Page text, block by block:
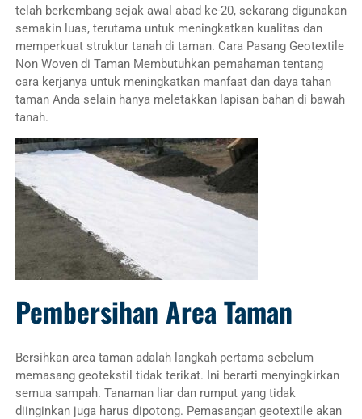
telah berkembang sejak awal abad ke-20, sekarang digunakan
semakin luas, terutama untuk meningkatkan kualitas dan
memperkuat struktur tanah di taman. Cara Pasang Geotextile
Non Woven di Taman Membutuhkan pemahaman tentang
cara kerjanya untuk meningkatkan manfaat dan daya tahan
taman Anda selain hanya meletakkan lapisan bahan di bawah
tanah.
Pembersihan Area Taman
Bersihkan area taman adalah langkah pertama sebelum
memasang geotekstil tidak terikat. Ini berarti menyingkirkan
semua sampah. Tanaman liar dan rumput yang tidak
diinginkan juga harus dipotong. Pemasangan geotextile akan